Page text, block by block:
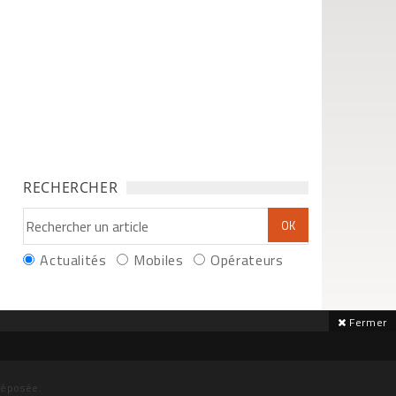
RECHERCHER
Actualités Mobiles Opérateurs
Fermer